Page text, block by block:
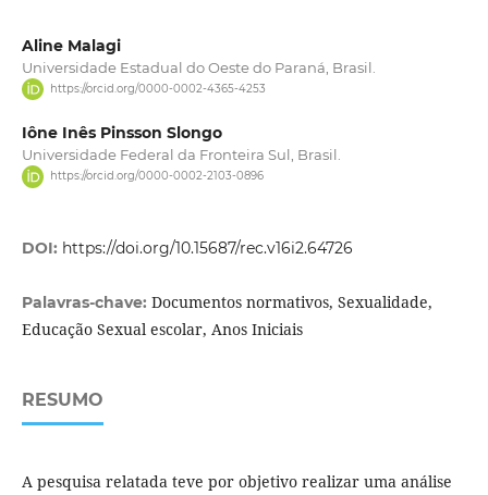
Aline Malagi
Universidade Estadual do Oeste do Paraná, Brasil.
https://orcid.org/0000-0002-4365-4253
Iône Inês Pinsson Slongo
Universidade Federal da Fronteira Sul, Brasil.
https://orcid.org/0000-0002-2103-0896
DOI: https://doi.org/10.15687/rec.v16i2.64726
Palavras-chave: Documentos normativos, Sexualidade,
Educação Sexual escolar, Anos Iniciais
RESUMO
A pesquisa relatada teve por objetivo realizar uma análise